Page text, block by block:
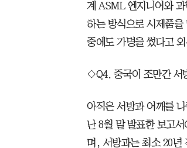
계 ASML 엔지니어와
하는 방식으로 시제품
중에도 가명을 썼다고
◇Q4. 중국이 조만간 서
아직은 서방과 어깨를
난 8월 말 발표한 보고
며, 서방과는 최소 20년